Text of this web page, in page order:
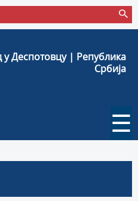
у Деспотовцу | Република
Србија
☰